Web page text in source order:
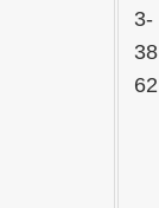
3-
38
62